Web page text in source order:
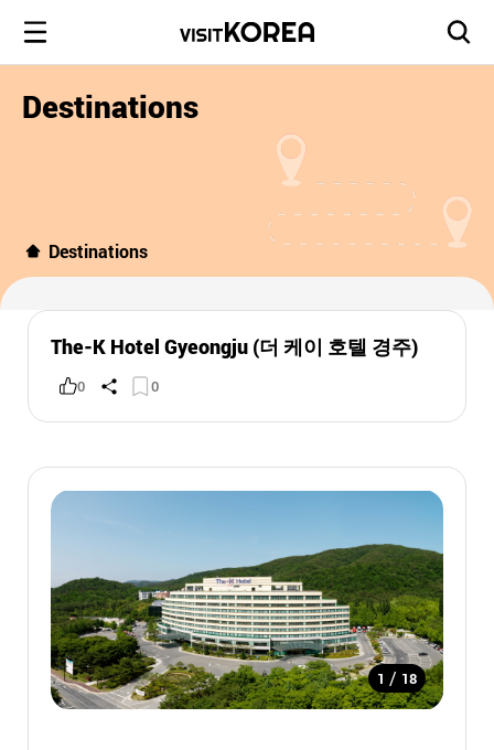
Destinations
Destinations
The-K Hotel Gyeongju (더 케이 호텔 경주)
0 0
1 / 18